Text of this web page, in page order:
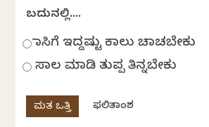
ಬದುಕಿನಲ್ಲಿ....
ಹಾಸಿಗೆ ಇದ್ದಷ್ಟು ಕಾಲು ಚಾಚಬೇಕು
ಸಾಲ ಮಾಡಿ ತುಪ್ಪ ತಿನ್ನಬೇಕು
ಫಲಿತಾಂಶ